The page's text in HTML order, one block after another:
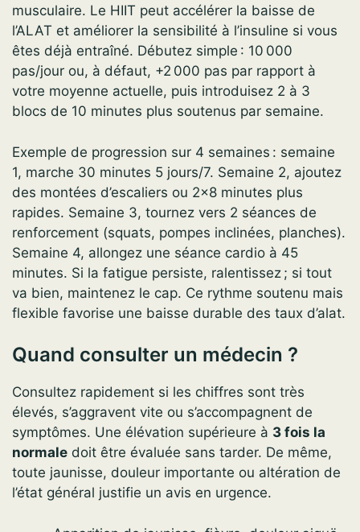
musculaire. Le HIIT peut accélérer la baisse de
l’ALAT et améliorer la sensibilité à l’insuline si vous
êtes déjà entraîné. Débutez simple : 10 000
pas/jour ou, à défaut, +2 000 pas par rapport à
votre moyenne actuelle, puis introduisez 2 à 3
blocs de 10 minutes plus soutenus par semaine.
Exemple de progression sur 4 semaines : semaine
1, marche 30 minutes 5 jours/7. Semaine 2, ajoutez
des montées d’escaliers ou 2×8 minutes plus
rapides. Semaine 3, tournez vers 2 séances de
renforcement (squats, pompes inclinées, planches).
Semaine 4, allongez une séance cardio à 45
minutes. Si la fatigue persiste, ralentissez ; si tout
va bien, maintenez le cap. Ce rythme soutenu mais
flexible favorise une baisse durable des taux d’alat.
Quand consulter un médecin ?
Consultez rapidement si les chiffres sont très
élevés, s’aggravent vite ou s’accompagnent de
symptômes. Une élévation supérieure à 3 fois la
normale doit être évaluée sans tarder. De même,
toute jaunisse, douleur importante ou altération de
l’état général justifie un avis en urgence.